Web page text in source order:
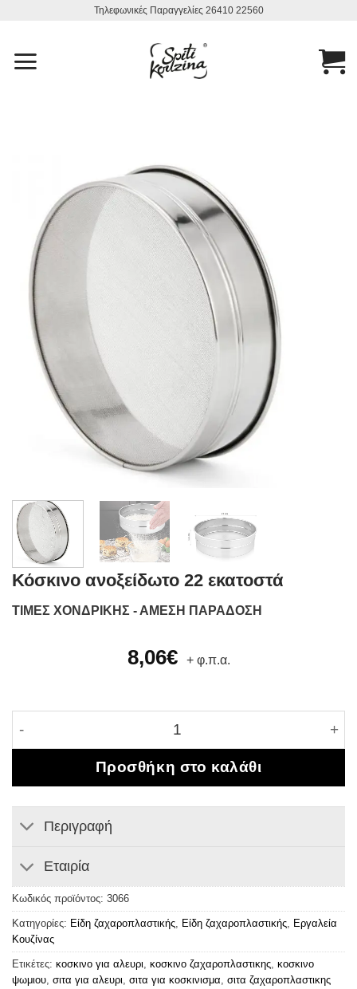
Τηλεφωνικές Παραγγελίες 26410 22560
Κόσκινο ανοξείδωτο 22 εκατοστά
ΤΙΜΕΣ ΧΟΝΔΡΙΚΗΣ - ΑΜΕΣΗ ΠΑΡΑΔΟΣΗ
8,06€ + φ.π.α.
Προσθήκη στο καλάθι
Περιγραφή
Εταιρία
Κωδικός προϊόντος: 3066
Κατηγορίες: Είδη ζαχαροπλαστικής Είδη ζαχαροπλαστικής Εργαλεία
Κουζίνας
Ετικέτες: κοσκινο για αλευρι κοσκινο ζαχαροπλαστικης κοσκινο
ψωμιου σιτα για αλευρι σιτα για κοσκινισμα σιτα ζαχαροπλαστικης